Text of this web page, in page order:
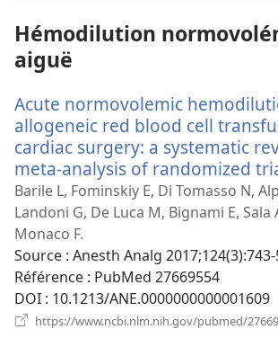
Hémodilution
aiguë
Acute normovolemic
allogeneic red blood cell
cardiac surgery: a systematic
meta-analysis of randomized
Barile L, Fominskiy E, Di Tomasso N,
Landoni G, De Luca M, Bignami E, Sala
Monaco F.
Source ‎: Anesth Analg 2017;124(3):743-
Référence ‎: PubMed 27669554
DOI ‎: 10.1213/ANE.0000000000001609
https://www.ncbi.nlm.nih.gov/pubmed/